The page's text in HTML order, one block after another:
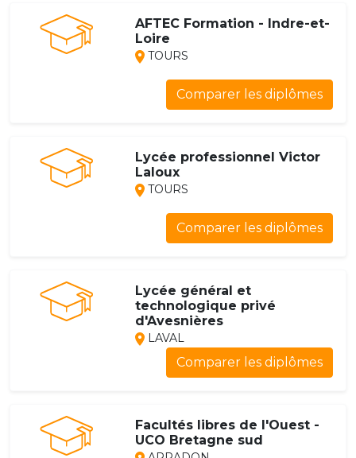
AFTEC Formation - Indre-et-
Loire
TOURS
Comparer les diplômes
Lycée professionnel Victor
Laloux
TOURS
Comparer les diplômes
Lycée général et
technologique privé
d'Avesnières
LAVAL
Comparer les diplômes
Facultés libres de l'Ouest -
UCO Bretagne sud